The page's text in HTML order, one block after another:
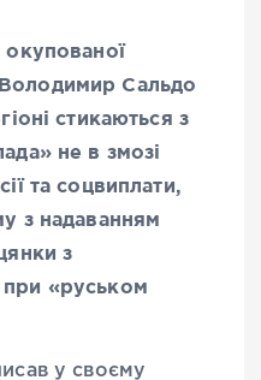
окупованої
Сальдо
стикаються з
не в змозі
та соцвиплати,
з надаванням
з
«руськом
у своєму